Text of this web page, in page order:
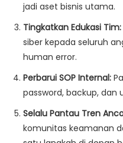
jadi aset bisnis utama.
Tingkatkan Edukasi Tim:
siber kepada seluruh
human error.
Perbarui SOP Internal:
password, backup,
Selalu Pantau Tren
komunitas keamanan